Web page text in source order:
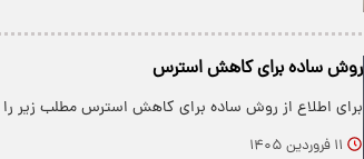
روش ساده برای کاهش استرس
برای اطلاع از روش ساده برای کاهش استرس مطلب زیر را
۱۱ فروردین ۱۴۰۵